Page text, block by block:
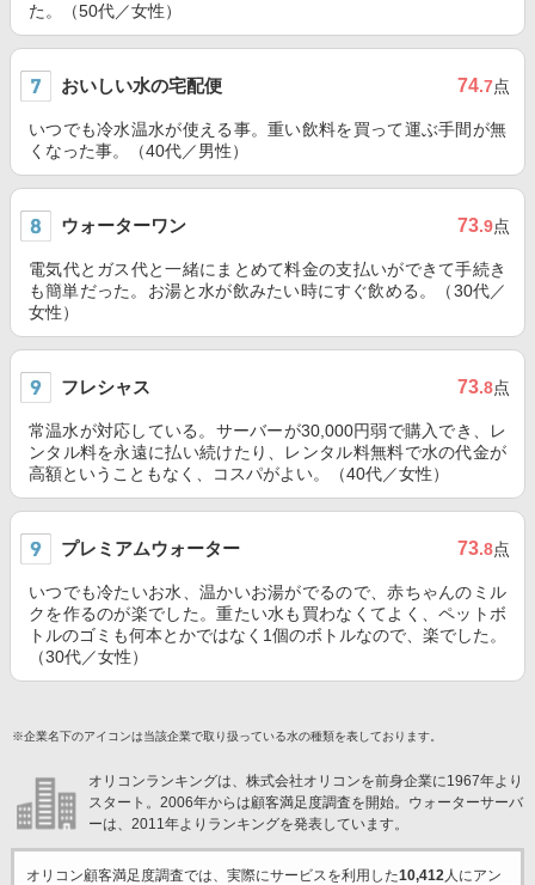
た。（50代／女性）
おいしい水の宅配便 74.7点
いつでも冷水温水が使える事。重い飲料を買って運ぶ手間が無
くなった事。（40代／男性）
ウォーターワン 73.9点
電気代とガス代と一緒にまとめて料金の支払いができて手続き
も簡単だった。お湯と水が飲みたい時にすぐ飲める。（30代／
女性）
フレシャス 73.8点
常温水が対応している。サーバーが30,000円弱で購入でき、レ
ンタル料を永遠に払い続けたり、レンタル料無料で水の代金が
高額ということもなく、コスパがよい。（40代／女性）
プレミアムウォーター 73.8点
いつでも冷たいお水、温かいお湯がでるので、赤ちゃんのミル
クを作るのが楽でした。重たい水も買わなくてよく、ペットボ
トルのゴミも何本とかではなく1個のボトルなので、楽でした。
（30代／女性）
※企業名下のアイコンは当該企業で取り扱っている水の種類を表しております。
オリコンランキングは、株式会社オリコンを前身企業に1967年より
スタート。2006年からは顧客満足度調査を開始。ウォーターサーバ
ーは、2011年よりランキングを発表しています。
オリコン顧客満足度調査では、実際にサービスを利用した10,412人にアン